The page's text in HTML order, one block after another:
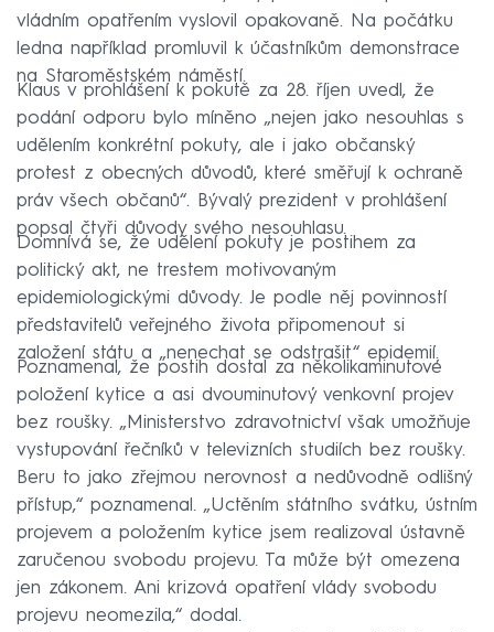
vládním opatřením vyslovil opakovaně. Na počátku
ledna například promluvil k účastníkům demonstrace
na Staroměstském náměstí.
Klaus v prohlášení k pokutě za 28. říjen uvedl, že
podání odporu bylo míněno „nejen jako nesouhlas s
udělením konkrétní pokuty, ale i jako občanský
protest z obecných důvodů, které směřují k ochraně
práv všech občanů“. Bývalý prezident v prohlášení
popsal čtyři důvody svého nesouhlasu.
Domnívá se, že udělení pokuty je postihem za
politický akt, ne trestem motivovaným
epidemiologickými důvody. Je podle něj povinností
představitelů veřejného života připomenout si
založení státu a „nenechat se odstrašit“ epidemií.
Poznamenal, že postih dostal za několikaminutové
položení kytice a asi dvouminutový venkovní projev
bez roušky. „Ministerstvo zdravotnictví však umožňuje
vystupování řečníků v televizních studiích bez roušky.
Beru to jako zřejmou nerovnost a nedůvodně odlišný
přístup,“ poznamenal. „Uctěním státního svátku, ústním
projevem a položením kytice jsem realizoval ústavně
zaručenou svobodu projevu. Ta může být omezena
jen zákonem. Ani krizová opatření vlády svobodu
projevu neomezila,“ dodal.